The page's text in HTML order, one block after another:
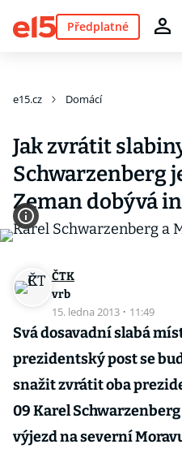
Předplatné
e15.cz Domácí
Jak zvrátit
Schwarzenberg
Zeman dobývá
ČTK
vrb
15. ledna 2013 · 11:49
Svá dosavadní slabá
prezidentský post se
snažit zvrátit oba
09 Karel
výjezd na severní